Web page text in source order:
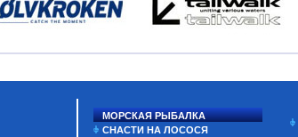
МОРСКАЯ РЫБАЛКА
СНАСТИ НА ЛОСОСЯ